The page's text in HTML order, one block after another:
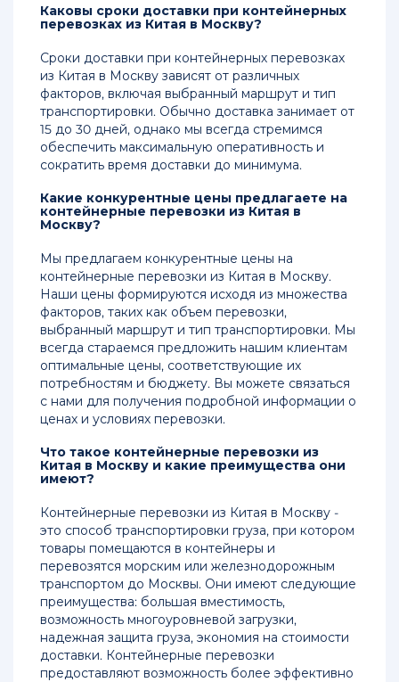
Каковы сроки доставки при контейнерных
перевозках из Китая в Москву?
Сроки доставки при контейнерных перевозках
из Китая в Москву зависят от различных
факторов, включая выбранный маршрут и тип
транспортировки. Обычно доставка занимает от
15 до 30 дней, однако мы всегда стремимся
обеспечить максимальную оперативность и
сократить время доставки до минимума.
Какие конкурентные цены предлагаете на
контейнерные перевозки из Китая в
Москву?
Мы предлагаем конкурентные цены на
контейнерные перевозки из Китая в Москву.
Наши цены формируются исходя из множества
факторов, таких как объем перевозки,
выбранный маршрут и тип транспортировки. Мы
всегда стараемся предложить нашим клиентам
оптимальные цены, соответствующие их
потребностям и бюджету. Вы можете связаться
с нами для получения подробной информации о
ценах и условиях перевозки.
Что такое контейнерные перевозки из
Китая в Москву и какие преимущества они
имеют?
Контейнерные перевозки из Китая в Москву -
это способ транспортировки груза, при котором
товары помещаются в контейнеры и
перевозятся морским или железнодорожным
транспортом до Москвы. Они имеют следующие
преимущества: большая вместимость,
возможность многоуровневой загрузки,
надежная защита груза, экономия на стоимости
доставки. Контейнерные перевозки
предоставляют возможность более эффективно